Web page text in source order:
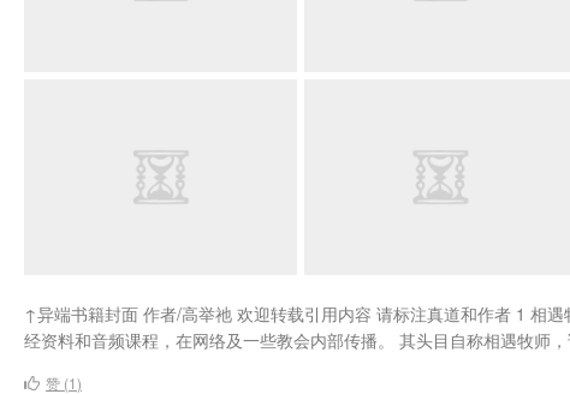
↑异端书籍封面 作者/高举祂 欢迎转载引用内容 请标注真道和作者 1 相
经资料和音频课程，在网络及一些教会内部传播。 其头目自称相遇牧师，
赞 (1)